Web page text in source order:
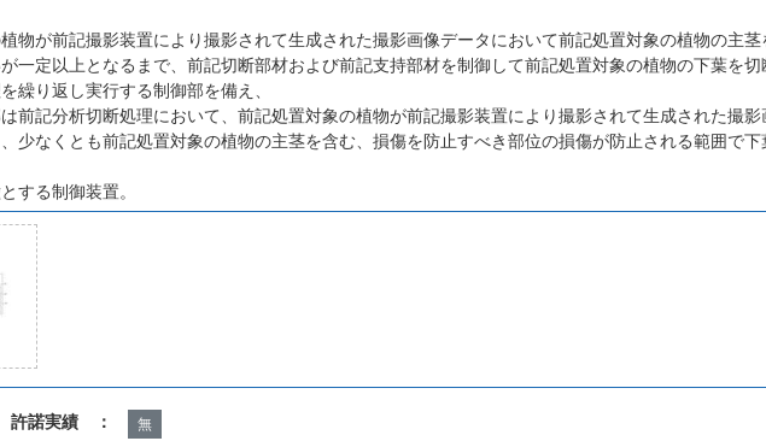
物が前記撮影装置により撮影されて生成された撮影画像データにおいて前記処置対象の植物の主茎
一定以上となるまで、前記切断部材および前記支持部材を制御して前記処置対象の植物の下葉を切
繰り返し実行する制御部を備え、
前記分析切断処理において、前記処置対象の植物が前記撮影装置により撮影されて生成された撮影
少なくとも前記処置対象の植物の主茎を含む、損傷を防止すべき部位の損傷が防止される範囲で下
する制御装置。
許諾実績 ： 無